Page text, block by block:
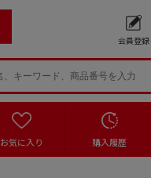
会員登録
お気に入り 購入履歴